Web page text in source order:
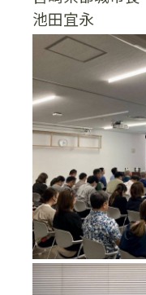
池田宜永